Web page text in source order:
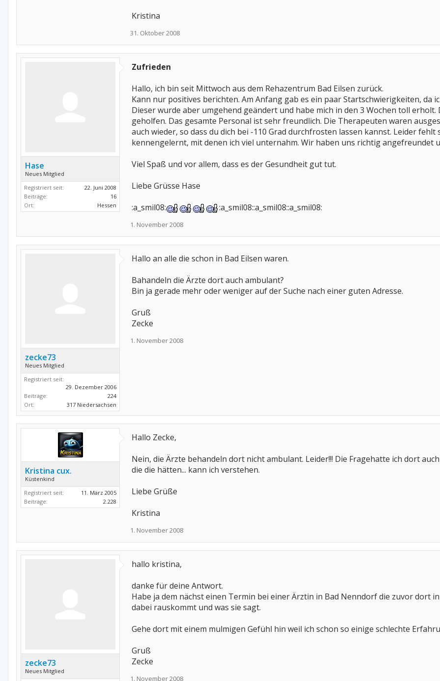
Kristina
31. Oktober 2008
Hase
Neues Mitglied
Registriert seit:
22. Juni 2008
Beiträge:
16
Ort:
Hessen
Zufrieden
Hallo, ich bin seit Mittwoch aus dem Rehazentrum Bad Eilsen zurück.
Kann nur positives berichten. Am Anfang gab es ein paar Startschwierigkeiten, da
Dieser wurde aber umgehend geändert und habe mich in den 3 Wochen toll
geholfen. Das gesamte Personal ist sehr freundlich. Die Therapeuten waren
auch wieder, so dass du dich bei -110 Grad durchfrosten lassen kannst. Leider
kennengelernt, mit denen ich viel unternahm. Wir haben uns richtig angefreundet
Viel Spaß und vor allem, dass es der Gesundheit gut tut.
Liebe Grüsse Hase
:a_smil08:
:a_smil08::a_smil08::a_smil08:
1. November 2008
zecke73
Neues Mitglied
Registriert seit:
29. Dezember 2006
Beiträge:
224
Ort:
317 Niedersachsen
Hallo an alle die schon in Bad Eilsen waren.
Bahandeln die Ärzte dort auch ambulant?
Bin ja gerade mehr oder weniger auf der Suche nach einer guten Adresse.
Gruß
Zecke
1. November 2008
Kristina cux.
Küstenkind
Registriert seit:
11. März 2005
Beiträge:
2.228
Hallo Zecke,
Nein, die Ärzte behandeln dort nicht ambulant. Leider!!! Die Fragehatte ich dort
die die hätten... kann ich verstehen.
Liebe Grüße
Kristina
1. November 2008
zecke73
Neues Mitglied
hallo kristina,
danke für deine Antwort.
Habe ja dem nächst einen Termin bei einer Ärztin in Bad Nenndorf die zuvor dort
dabei rauskommt und was sie sagt.
Gehe dort mit einem mulmigen Gefühl hin weil ich schon so einige schlechte
Gruß
Zecke
1. November 2008